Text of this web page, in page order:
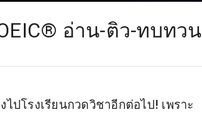
อ่าน-ติว-ทบทว
ไปโรงเรียนกวดวิชาอีกต่อไป! เพราะ